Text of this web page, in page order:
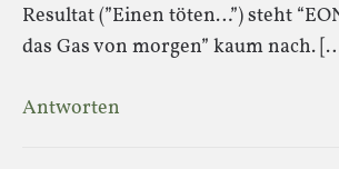
Resultat (”Einen töten…”) steht
das Gas von morgen” kaum nach.
Antworten